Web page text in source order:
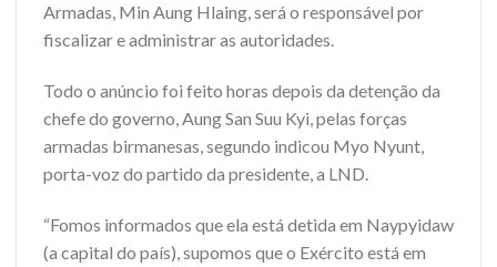
Armadas, Min Aung Hlaing, será o responsável por
fiscalizar e administrar as autoridades.
Todo o anúncio foi feito horas depois da detenção da
chefe do governo, Aung San Suu Kyi, pelas forças
armadas birmanesas, segundo indicou Myo Nyunt,
porta-voz do partido da presidente, a LND.
“Fomos informados que ela está detida em Naypyidaw
(a capital do país), supomos que o Exército está em